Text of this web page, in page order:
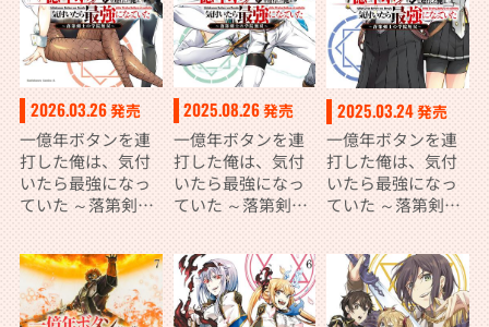
2026.03.26発売
一億年ボタンを連
打した俺は、気付
いたら最強になっ
ていた ～落第剣士
2025.08.26発売
一億年ボタンを連
打した俺は、気付
いたら最強になっ
ていた ～落第剣士
2025.03.24発売
一億年ボタンを連
打した俺は、気付
いたら最強になっ
ていた ～落第剣士
（８）